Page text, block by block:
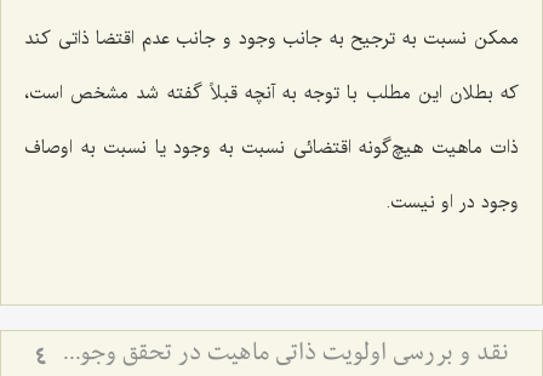
ممکن نسبت به ترجیح به جانب وجود و جانب عدم اقتضا ذاتی کند
که بطلان این مطلب با توجه به آنچه قبلاً گفته شد مشخص است،
ذات ماهیت هیچ‌گونه اقتضائی نسبت به وجود یا نسبت به اوصاف
وجود در او نیست.
نقد و بررسی اولویت ذاتی ماهیت در تحقق وجود - تحلیل بطلان ترجیح بدون مرجح در نظام هستی 4